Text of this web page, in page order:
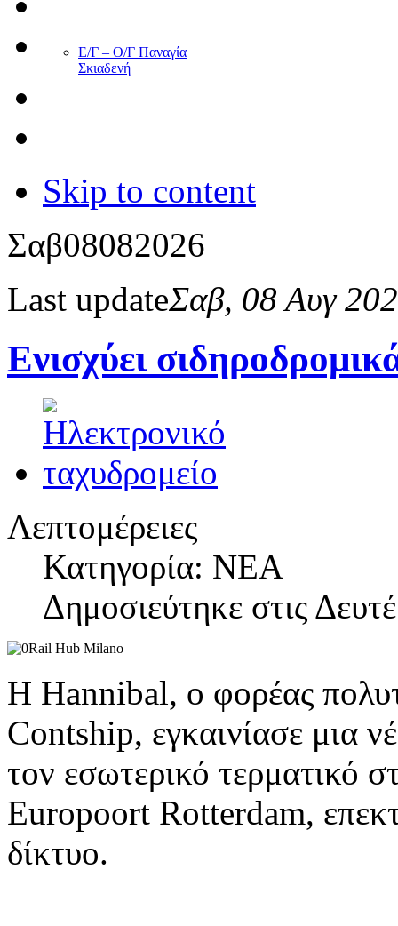
Ε/Γ – Ο/Γ Παναγία
Σκιαδενή
Skip to content
Σαβ08082026
Last updateΣαβ, 08 Αυγ
Ενισχύει
Λεπτομέρειες
Κατηγορία: ΝΕΑ
Δημοσιεύτηκε στις
Η Hannibal, ο φορέας
Contship, εγκαινίασε μια
τον εσωτερικό
Europoort Rotterdam,
δίκτυο.